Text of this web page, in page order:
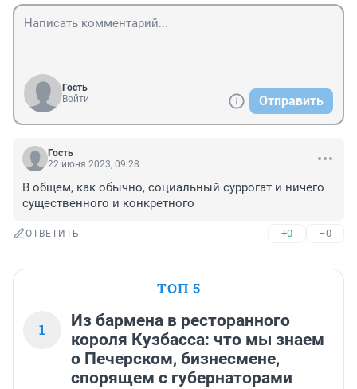
Гость
Войти
Отправить
Гость
22 июня 2023, 09:28
В общем, как обычно, социальный суррогат и ничего
существенного и конкретного
ОТВЕТИТЬ +0 –0
ТОП 5
1
Из бармена в ресторанного
короля Кузбасса: что мы знаем
о Печерском, бизнесмене,
спорящем с губернаторами